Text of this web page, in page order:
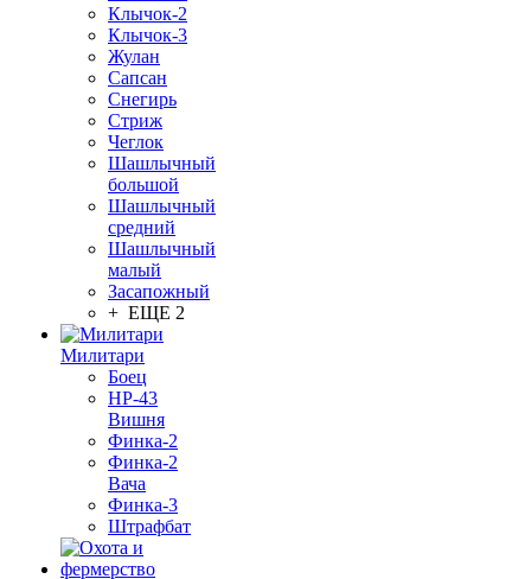
Клычок-2
Клычок-3
Жулан
Сапсан
Снегирь
Стриж
Чеглок
Шашлычный
большой
Шашлычный
средний
Шашлычный
малый
Засапожный
+ ЕЩЕ 2
Милитари
Боец
НР-43
Вишня
Финка-2
Финка-2
Вача
Финка-3
Штрафбат